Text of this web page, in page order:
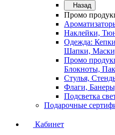
Назад
Промо
Наклейки,
Одежда:
Шапки,
Промо
Блокноты,
Стулья,
Флаги,
Подсветка
Подарочные
Кабинет